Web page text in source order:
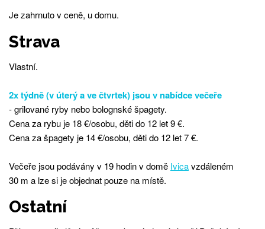
Je zahrnuto v ceně, u domu.
Strava
Vlastní.
2x týdně (v úterý a ve čtvrtek) jsou v nabídce večeře
- grilované ryby nebo bolognské špagety.
Cena za rybu je 18 €/osobu, děti do 12 let 9 €.
Cena za špagety je 14 €/osobu, děti do 12 let 7 €.
Večeře jsou podávány v 19 hodin v domě Ivicavzdáleném
30 m a lze si je objednat pouze na místě.
Ostatní